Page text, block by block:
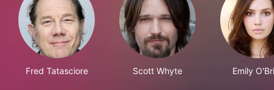
Fred Tatasciore Scott Whyte Emily